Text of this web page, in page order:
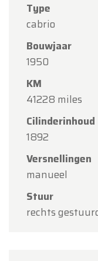
Type
cabrio
Bouwjaar
1950
KM
41228 miles
Cilinderinhoud
1892
Versnellingen
manueel
Stuur
rechts
Oldtimerfarm zal
augustus
Onze showroom is
maandag 10
augustus
Maandag 17
afspraak.
Team